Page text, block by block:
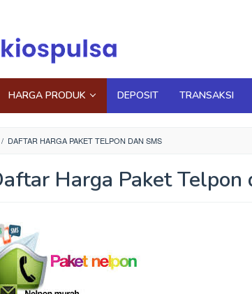
HARGA PRODUK DEPOSIT TRANSAKSI
/ DAFTAR HARGA PAKET TELPON DAN SMS
Harga Paket Telpon